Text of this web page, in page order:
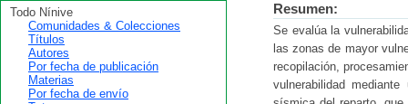
Resumen:
Se evalúa la
las zonas de mayor
recopilación,
vulnerabilidad
Todo Nínive
Comunidades & Colecciones
Títulos
Autores
Por fecha de publicación
Materias
Por fecha de envío